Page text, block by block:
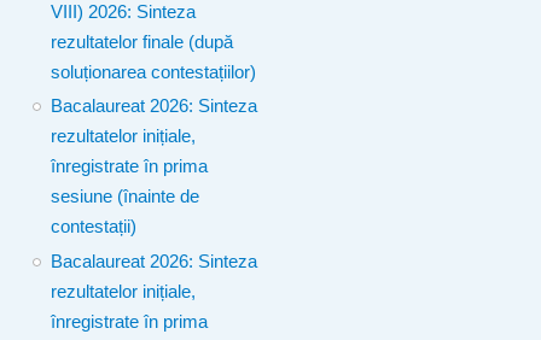
VIII) 2026: Sinteza
rezultatelor finale (după
soluționarea contestațiilor)
Bacalaureat 2026: Sinteza
rezultatelor inițiale,
înregistrate în prima
sesiune (înainte de
contestații)
Bacalaureat 2026: Sinteza
rezultatelor inițiale,
înregistrate în prima